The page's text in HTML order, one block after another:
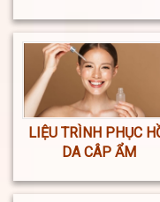
LIỆU TRÌNH PHỤC
DA CÂP ẨM